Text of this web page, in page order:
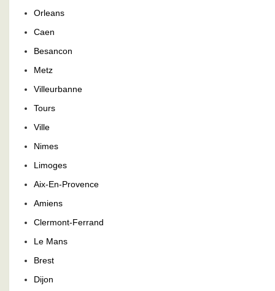
Orleans
Caen
Besancon
Metz
Villeurbanne
Tours
Ville
Nimes
Limoges
Aix-En-Provence
Amiens
Clermont-Ferrand
Le Mans
Brest
Dijon